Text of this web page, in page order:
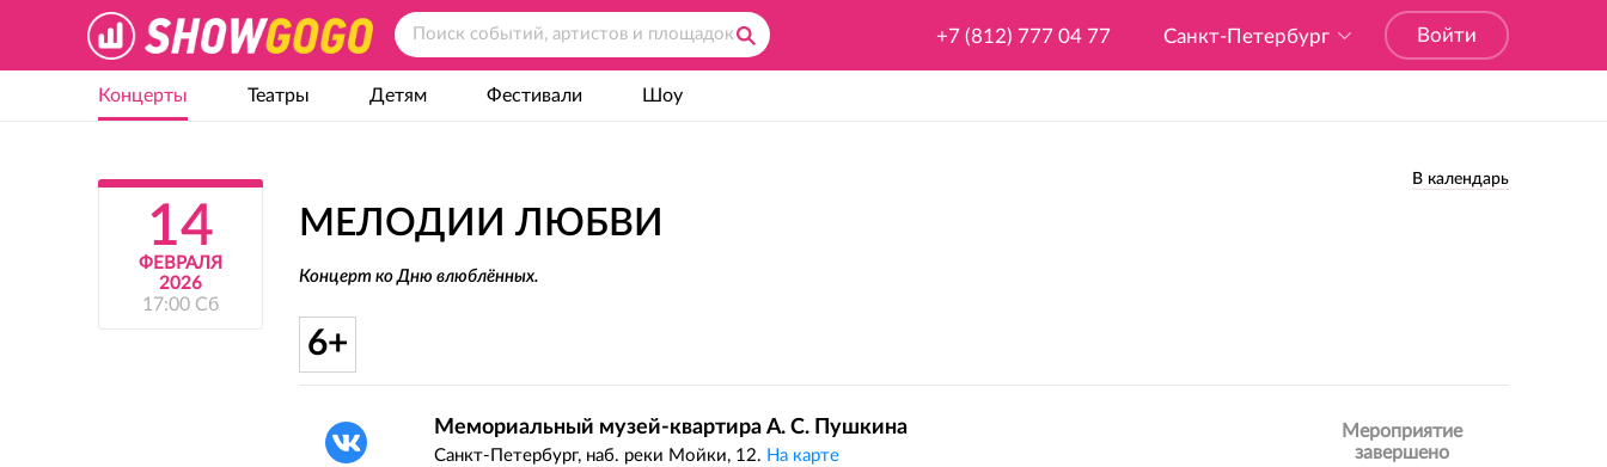
Войти
Санкт-Петербург
+7 (812) 777 04 77
Концерты Театры Детям Фестивали Шоу
В календарь
14
ФЕВРАЛЯ
2026
17:00 Сб
МЕЛОДИИ ЛЮБВИ
Концерт ко Дню влюблённых.
6+
Мемориальный музей-квартира А. С. Пушкина
Санкт-Петербург, наб. реки Мойки, 12. На карте
Мероприятие
завершено